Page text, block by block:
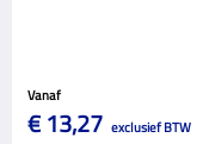
Vanaf
€ 13,27 exclusief BTW